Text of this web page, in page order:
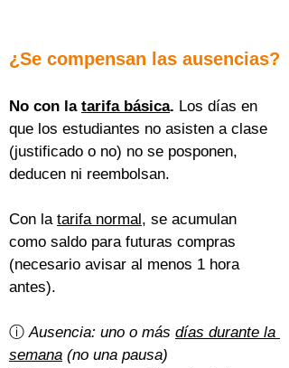
¿Se compensan las ausencias?
No con la tarifa básica. Los días en
que los estudiantes no asisten a clase
(justificado o no) no se posponen,
deducen ni reembolsan.
Con la tarifa normal, se acumulan
como saldo para futuras compras
(necesario avisar al menos 1 hora
antes).
ⓘ Ausencia: uno o más días durante la
semana (no una pausa)